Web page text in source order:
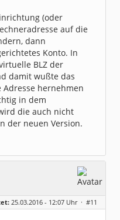
(oder
auf die
dann
Konto. In
BLZ der
damit wußte das
Adresse hernehmen
in dem
die auch nicht
der neuen Version.
25.03.2016 - 12:07 Uhr · #11